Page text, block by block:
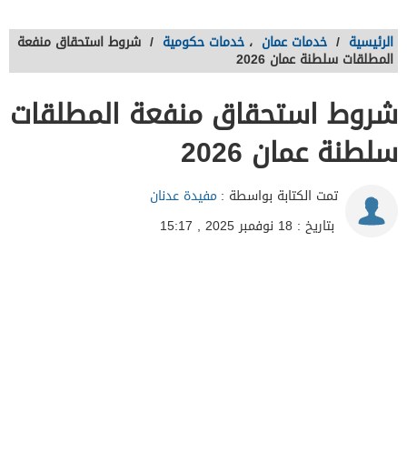
الرئيسية / خدمات عمان ، خدمات حكومية / شروط استحقاق منفعة
المطلقات سلطنة عمان 2026
شروط استحقاق منفعة المطلقات
سلطنة عمان 2026
تمت الكتابة بواسطة : مفيدة عدنان
بتاريخ : 18 نوفمبر 2025 , 15:17